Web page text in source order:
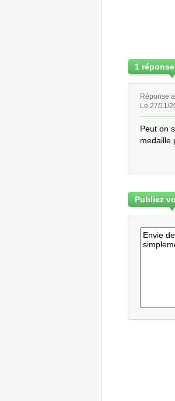
1 réponse
Réponse
Le 27/11/
Peut on
medaille
Publiez